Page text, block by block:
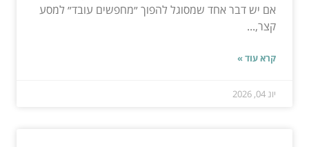
אם יש דבר אחד שמסוגל להפוך ״מחפשים עובד״ למסע
קצר,...
קרא עוד »
יונ 04, 2026